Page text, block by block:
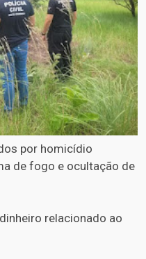
por homicídio
de fogo e ocultação de
relacionado ao